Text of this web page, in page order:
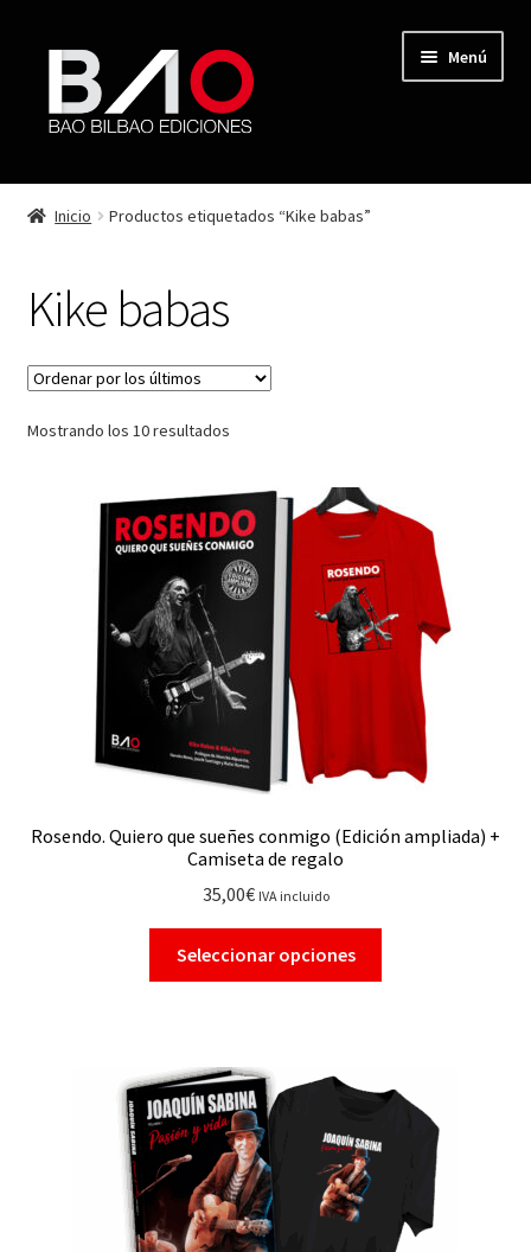
Menú
TIENDA
AUTORES
REVISTA BAO
CONTACTO
FINALIZAR COMPRA
Inicio Productos etiquetados “Kike babas”
Kike babas
Mostrando los 10 resultados
Rosendo. Quiero que sueñes conmigo (Edición ampliada) +
Camiseta de regalo
35,00€ IVA incluido
Seleccionar opciones